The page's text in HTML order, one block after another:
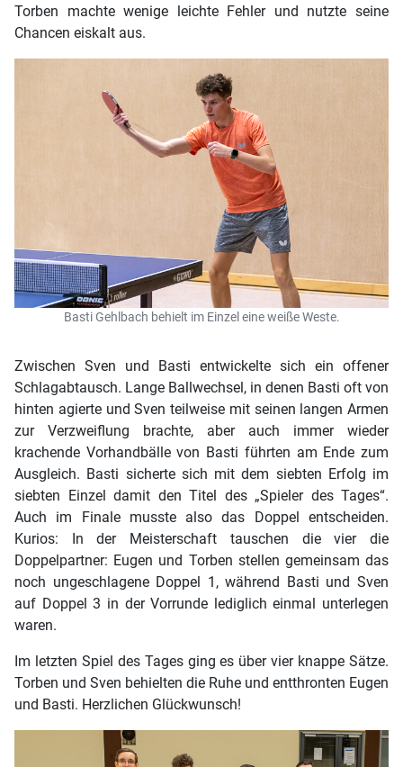
Torben machte wenige leichte Fehler und nutzte seine
Chancen eiskalt aus.
Basti Gehlbach behielt im Einzel eine weiße Weste.
Zwischen Sven und Basti entwickelte sich ein offener
Schlagabtausch. Lange Ballwechsel, in denen Basti oft von
hinten agierte und Sven teilweise mit seinen langen Armen
zur Verzweiflung brachte, aber auch immer wieder
krachende Vorhandbälle von Basti führten am Ende zum
Ausgleich. Basti sicherte sich mit dem siebten Erfolg im
siebten Einzel damit den Titel des „Spieler des Tages“.
Auch im Finale musste also das Doppel entscheiden.
Kurios: In der Meisterschaft tauschen die vier die
Doppelpartner: Eugen und Torben stellen gemeinsam das
noch ungeschlagene Doppel 1, während Basti und Sven
auf Doppel 3 in der Vorrunde lediglich einmal unterlegen
waren.
Im letzten Spiel des Tages ging es über vier knappe Sätze.
Torben und Sven behielten die Ruhe und entthronten Eugen
und Basti. Herzlichen Glückwunsch!